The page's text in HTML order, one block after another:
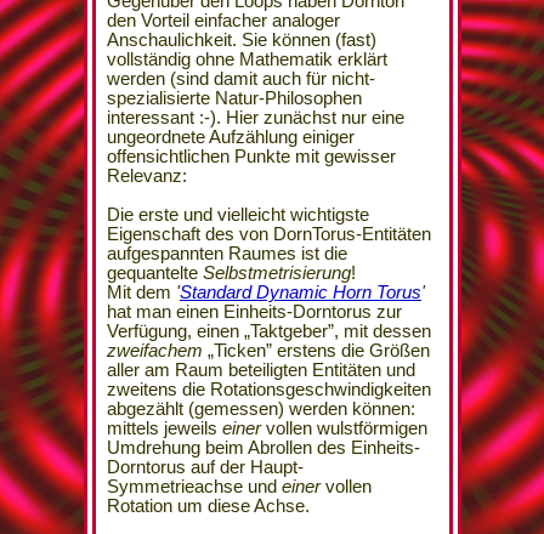
den Vorteil einfacher analoger
Anschaulichkeit. Sie können (fast)
vollständig ohne Mathematik erklärt
werden (sind damit auch für nicht-
spezialisierte Natur-Philosophen
interessant :-). Hier zunächst nur eine
ungeordnete Aufzählung einiger
offensichtlichen Punkte mit gewisser
Relevanz:
Die erste und vielleicht wichtigste
Eigenschaft des von DornTorus-Entitäten
aufgespannten Raumes ist die
gequantelte Selbstmetrisierung!
Mit dem 'Standard Dynamic Horn Torus'
hat man einen Einheits-Dorntorus zur
Verfügung, einen „Taktgeber”, mit dessen
zweifachem „Ticken” erstens die Größen
aller am Raum beteiligten Entitäten und
zweitens die Rotationsgeschwindigkeiten
abgezählt (gemessen) werden können:
mittels jeweils einervollen wulstförmigen
Umdrehung beim Abrollen des Einheits-
Dorntorus auf der Haupt-
Symmetrieachse und einervollen
Rotation um diese Achse.